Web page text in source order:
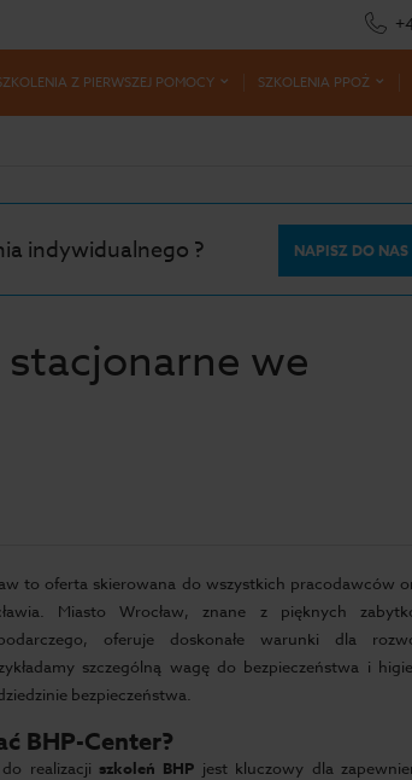
Z PIERWSZEJ POMOCY SZKOLENIA PPOŻ
indywidualnego ? NAPISZ DO NAS
stacjonarne we
to oferta skierowana do wszystkich pracodawców
Miasto Wrocław, znane z pięknych
oferuje doskonałe warunki dla
szczególną wagę do bezpieczeństwa i
bezpieczeństwa.
BHP-Center?
realizacjiszkoleń BHP jest kluczowy dla